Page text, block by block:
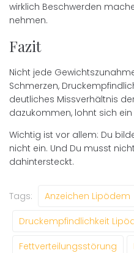
wirklich Beschwerden
nehmen.
Fazit
Nicht jede
Schmerzen,
deutliches Missverhältnis
dazukommen, lohnt sich ein
Wichtig ist vor allem: Du
nicht ein. Und Du musst
dahintersteckt.
Tags: Anzeichen Lipödem
Druckempfindlichkeit
Fettverteilungsstörung